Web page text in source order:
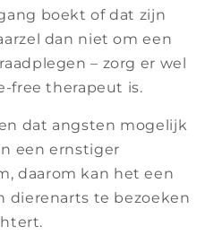
boekt of dat zijn
dan niet om een
– zorg er wel
free therapeut is.
dat angsten mogelijk
een ernstiger
daarom kan het een
dierenarts te bezoeken